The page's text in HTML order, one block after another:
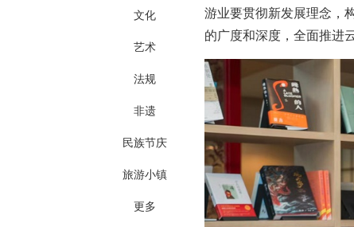
文化
艺术
法规
非遗
民族节庆
旅游小镇
更多
游业要贯彻新发展理念，
的广度和深度，全面推进